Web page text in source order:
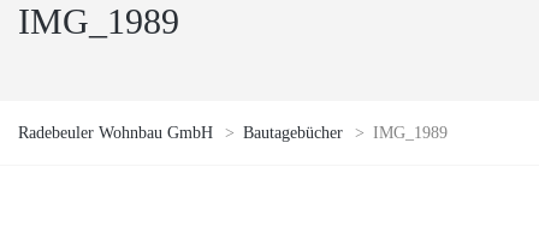
IMG_1989
Radebeuler Wohnbau GmbH > Bautagebücher > IMG_1989